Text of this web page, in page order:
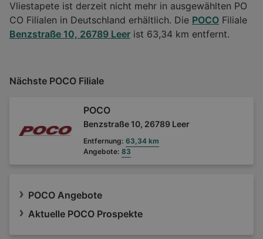
Vliestapete ist derzeit nicht mehr in ausgewählten PO
CO Filialen in Deutschland erhältlich. Die POCO Filiale
Benzstraße 10, 26789 Leer ist 63,34 km entfernt.
Nächste POCO Filiale
POCO
Benzstraße 10, 26789 Leer
Entfernung: 63,34 km
Angebote: 83
POCO Angebote
Aktuelle POCO Prospekte